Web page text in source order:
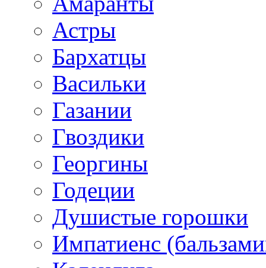
Астры
Бархатцы
Васильки
Газании
Гвоздики
Георгины
Годеции
Душистые горошки
Импатиенс